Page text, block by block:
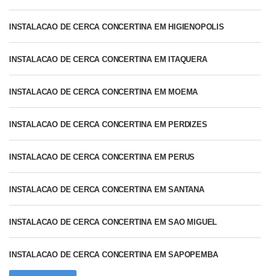
INSTALACAO DE CERCA CONCERTINA EM HIGIENOPOLIS
INSTALACAO DE CERCA CONCERTINA EM ITAQUERA
INSTALACAO DE CERCA CONCERTINA EM MOEMA
INSTALACAO DE CERCA CONCERTINA EM PERDIZES
INSTALACAO DE CERCA CONCERTINA EM PERUS
INSTALACAO DE CERCA CONCERTINA EM SANTANA
INSTALACAO DE CERCA CONCERTINA EM SAO MIGUEL
INSTALACAO DE CERCA CONCERTINA EM SAPOPEMBA